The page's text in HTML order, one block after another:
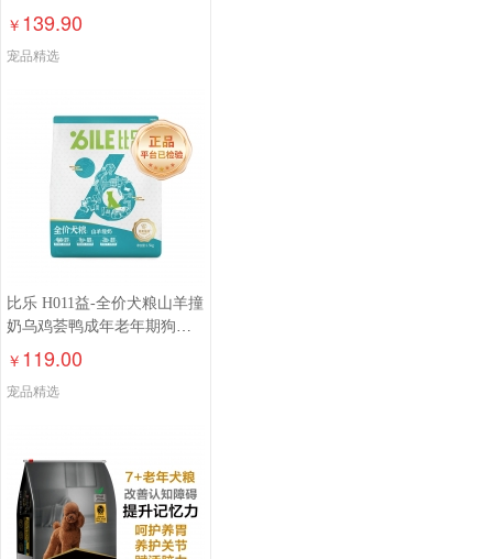
年犬幼犬犬粮
￥ 139.90
宠品精选
比乐 H011益-全价犬粮山羊撞
奶乌鸡荟鸭成年老年期狗粮
1.5kg/6.8kg
￥ 119.00
宠品精选